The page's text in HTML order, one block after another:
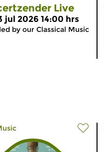
Live
jul 2026 14:00 hrs
by our Classical Music